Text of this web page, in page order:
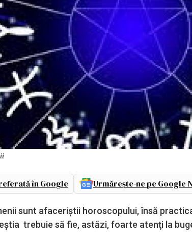
în Google Urmărește-ne pe Google
sunt afaceriștii horoscopului, însă
trebuie să fie, astăzi, foarte atenţi la